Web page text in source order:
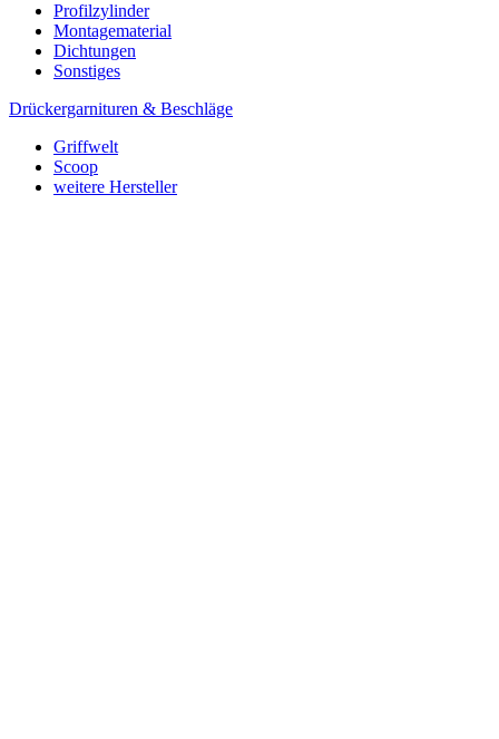
Profilzylinder
Montagematerial
Dichtungen
Sonstiges
Drückergarnituren & Beschläge
Griffwelt
Scoop
weitere Hersteller